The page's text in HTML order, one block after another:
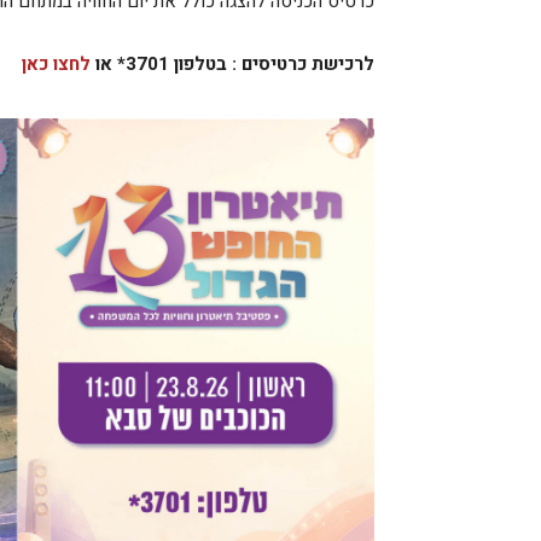
לרכישת כרטיסים : בטלפון 3701* או לחצו כאן